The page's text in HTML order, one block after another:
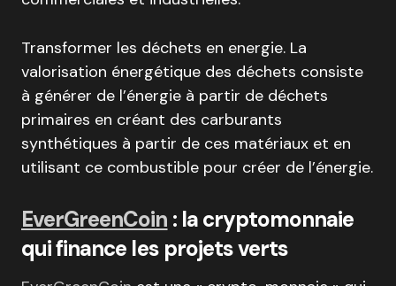
Transformer les déchets en energie. La
valorisation énergétique des déchets consiste
à générer de l’énergie à partir de déchets
primaires en créant des carburants
synthétiques à partir de ces matériaux et en
utilisant ce combustible pour créer de l’énergie.
EverGreenCoin : la cryptomonnaie
qui finance les projets verts